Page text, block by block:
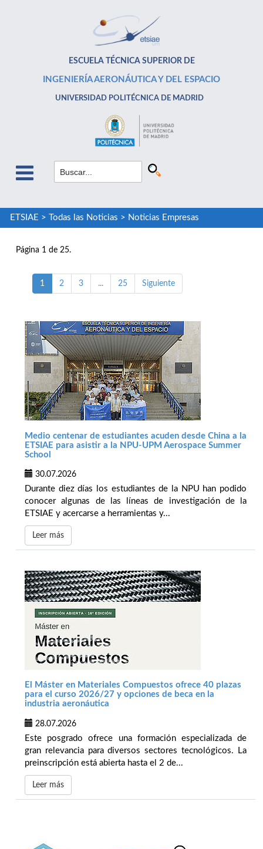
ESCUELA TÉCNICA SUPERIOR DE
INGENIERÍA AERONÁUTICA Y DEL ESPACIO
UNIVERSIDAD POLITÉCNICA DE MADRID
ETSIAE > Todas las Noticias > Noticias Empresas
Página 1 de 25.
1 2 3 ... 25 Siguiente
Medio centenar de estudiantes acuden desde China a la
ETSIAE para asistir a la NPU-UPM Aerospace Summer
School
30.07.2026
Durante diez días los estudiantes de la NPU han podido
conocer algunas de las líneas de investigación de la
ETSIAE y acercarse a herramientas y...
Leer más
El Máster en Materiales Compuestos ofrece 40 plazas
para el curso 2026/27 y opciones de beca en la
industria aeronáutica
28.07.2026
Este posgrado ofrece una formación especializada de
gran relevancia para diversos sectores tecnológicos. La
preinscripción está abierta hasta el 2 de...
Leer más